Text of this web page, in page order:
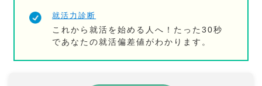
就活力診断
これから就活を始める人へ！たった30秒
であなたの就活偏差値がわかります。